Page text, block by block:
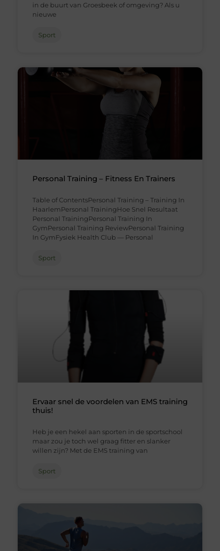
in de buurt van Groesbeek of omgeving? Als u
nieuwe
Sport
Personal Training – Fitness En Trainers
Table of ContentsPersonal Training – Training In
HaarlemPersonal TrainingHoe Snel Resultaat
Personal TrainingPersonal Training In
GymPersonal Training ReviewPersonal Training
In GymFysiek Health Club — Personal
Sport
Ervaar snel de voordelen van EMS training
thuis!
Heb je een hekel aan sporten in de sportschool
maar zou je toch wel graag fitter en slanker
willen zijn? Met de EMS training van
Sport